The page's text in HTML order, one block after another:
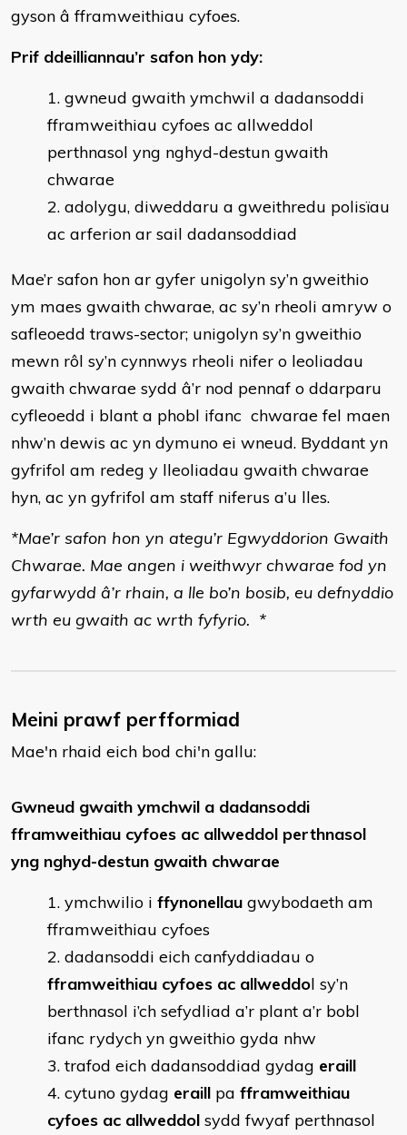
gyson â fframweithiau cyfoes.
Prif ddeilliannau’r safon hon ydy:
gwneud gwaith ymchwil a dadansoddi
fframweithiau cyfoes ac allweddol
perthnasol yng nghyd-destun gwaith
chwarae
adolygu, diweddaru a gweithredu polisïau
ac arferion ar sail dadansoddiad
Mae’r safon hon ar gyfer unigolyn sy’n gweithio
ym maes gwaith chwarae, ac sy’n rheoli amryw o
safleoedd traws-sector; unigolyn sy’n gweithio
mewn rôl sy’n cynnwys rheoli nifer o leoliadau
gwaith chwarae sydd â’r nod pennaf o ddarparu
cyfleoedd i blant a phobl ifanc chwarae fel maen
nhw’n dewis ac yn dymuno ei wneud. Byddant yn
gyfrifol am redeg y lleoliadau gwaith chwarae
hyn, ac yn gyfrifol am staff niferus a’u lles.
*Mae’r safon hon yn ategu’r Egwyddorion Gwaith
Chwarae. Mae angen i weithwyr chwarae fod yn
gyfarwydd â’r rhain, a lle bo’n bosib, eu defnyddio
wrth eu gwaith ac wrth fyfyrio. *
Meini prawf perfformiad
Mae'n rhaid eich bod chi'n gallu:
Gwneud gwaith ymchwil a dadansoddi
fframweithiau cyfoes ac allweddol perthnasol
yng nghyd-destun gwaith chwarae
ymchwilio i ffynonellau gwybodaeth am
fframweithiau cyfoes
dadansoddi eich canfyddiadau o
fframweithiau cyfoes ac allweddol sy’n
berthnasol i’ch sefydliad a’r plant a’r bobl
ifanc rydych yn gweithio gyda nhw
trafod eich dadansoddiad gydag eraill
cytuno gydag eraill pa fframweithiau
cyfoes ac allweddol sydd fwyaf perthnasol